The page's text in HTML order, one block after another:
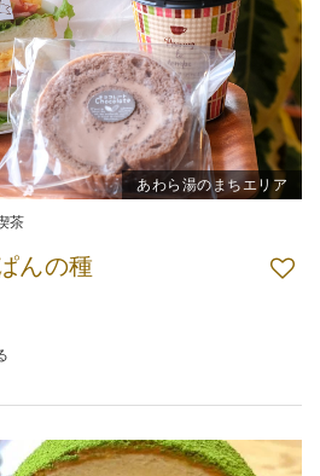
あわら湯のまちエリア
茶
んの種